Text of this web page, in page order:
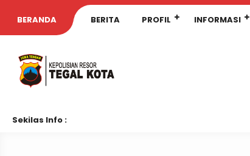
BERANDA BERITA PROFIL INFORMASI
Sekilas Info :